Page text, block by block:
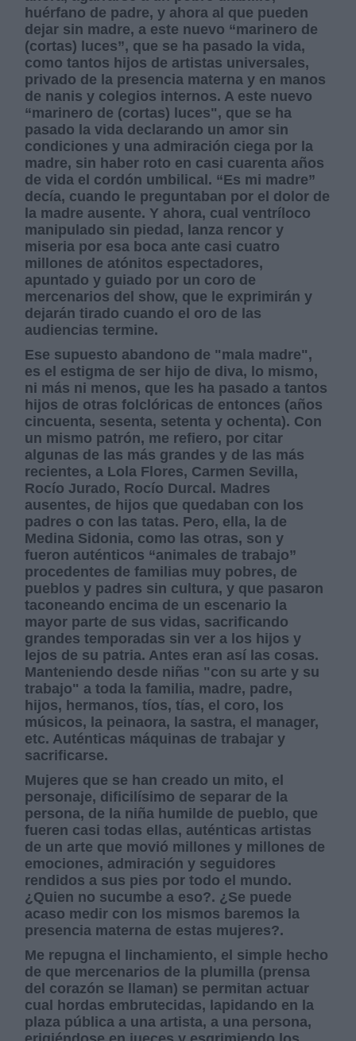
huérfano de padre, y ahora al que pueden
dejar sin madre, a este nuevo “marinero de
(cortas) luces”, que se ha pasado la vida,
como tantos hijos de artistas universales,
privado de la presencia materna y en manos
de nanis y colegios internos. A este nuevo
“marinero de (cortas) luces", que se ha
pasado la vida declarando un amor sin
condiciones y una admiración ciega por la
madre, sin haber roto en casi cuarenta años
de vida el cordón umbilical. “Es mi madre”
decía, cuando le preguntaban por el dolor de
la madre ausente. Y ahora, cual ventríloco
manipulado sin piedad, lanza rencor y
miseria por esa boca ante casi cuatro
millones de atónitos espectadores,
apuntado y guiado por un coro de
mercenarios del show, que le exprimirán y
dejarán tirado cuando el oro de las
audiencias termine.
Ese supuesto abandono de "mala madre",
es el estigma de ser hijo de diva, lo mismo,
ni más ni menos, que les ha pasado a tantos
hijos de otras folclóricas de entonces (años
cincuenta, sesenta, setenta y ochenta). Con
un mismo patrón, me refiero, por citar
algunas de las más grandes y de las más
recientes, a Lola Flores, Carmen Sevilla,
Rocío Jurado, Rocío Durcal. Madres
ausentes, de hijos que quedaban con los
padres o con las tatas. Pero, ella, la de
Medina Sidonia, como las otras, son y
fueron auténticos “animales de trabajo”
procedentes de familias muy pobres, de
pueblos y padres sin cultura, y que pasaron
taconeando encima de un escenario la
mayor parte de sus vidas, sacrificando
grandes temporadas sin ver a los hijos y
lejos de su patria. Antes eran así las cosas.
Manteniendo desde niñas "con su arte y su
trabajo" a toda la familia, madre, padre,
hijos, hermanos, tíos, tías, el coro, los
músicos, la peinaora, la sastra, el manager,
etc. Auténticas máquinas de trabajar y
sacrificarse.
Mujeres que se han creado un mito, el
personaje, dificilísimo de separar de la
persona, de la niña humilde de pueblo, que
fueren casi todas ellas, auténticas artistas
de un arte que movió millones y millones de
emociones, admiración y seguidores
rendidos a sus pies por todo el mundo.
¿Quien no sucumbe a eso?. ¿Se puede
acaso medir con los mismos baremos la
presencia materna de estas mujeres?.
Me repugna el linchamiento, el simple hecho
de que mercenarios de la plumilla (prensa
del corazón se llaman) se permitan actuar
cual hordas embrutecidas, lapidando en la
plaza pública a una artista, a una persona,